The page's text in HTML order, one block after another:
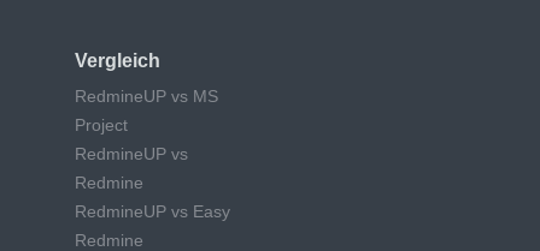
Vergleich
RedmineUP vs MS
Project
RedmineUP vs
Redmine
RedmineUP vs Easy
Redmine